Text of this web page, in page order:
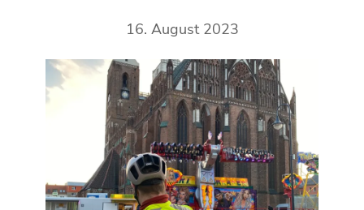
16. August 2023